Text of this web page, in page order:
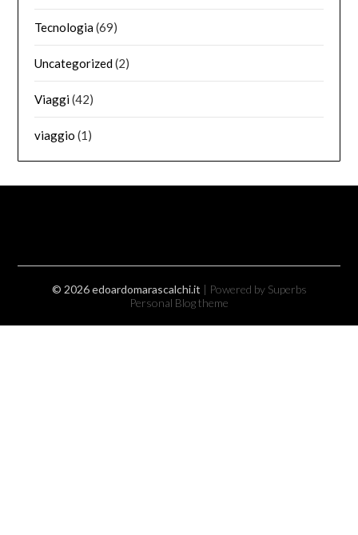
Tecnologia(69)
Uncategorized(2)
Viaggi(42)
viaggio (1)
© 2026 edoardomarascalchi.it | Powered by Superbs
Personal Blog theme